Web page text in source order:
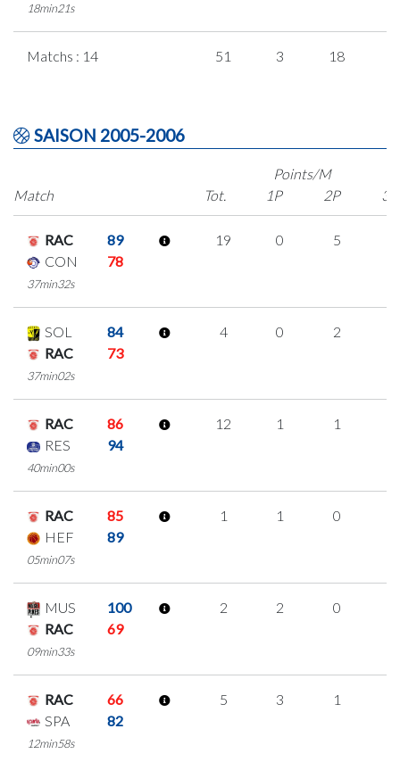
18min21s
Matchs : 14 51 3 18
SAISON 2005-2006
Match
Points/M
Tot.
1P 2P 3P
RAC
89
CON
78
37min32s
19 0 5
SOL
84
RAC
73
37min02s
4 0 2
RAC
86
RES
94
40min00s
12 1 1
RAC
85
HEF
89
05min07s
1 1 0
MUS
100
RAC
69
09min33s
2 2 0
RAC
66
SPA
82
12min58s
5 3 1